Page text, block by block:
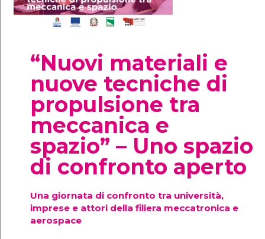
“Nuovi materiali e
nuove tecniche di
propulsione tra
meccanica e
spazio” – Uno spazio
di confronto aperto
Una giornata di confronto tra università,
imprese e attori della filiera meccatronica e
aerospace